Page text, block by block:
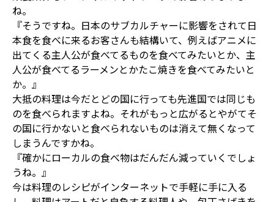
ね。
『そうですね。日本のサブカルチャーに影響をされて日
本食を食べに来るお客さんも結構いて、例えばアニメに
出てくる主人公が食べてるものを食べてみたいとか、主
人公が食べてるラーメンとかたこ焼きを食べてみたいと
か。』
大抵の料理は今だとどの国に行っても先進国では同じも
のを食べられますよね。それがもっと広がるとやがてそ
の国に行かないと食べられないものは消えて無くなって
しまうんですかね。
『確かにローカルの食べ物はだんだん減っていくでしょ
うね。』
今は料理のレシピがインターネットで手軽に手に入る